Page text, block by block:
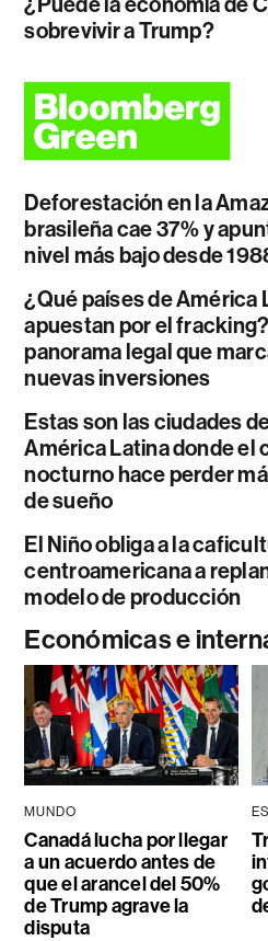
sobrevivir a Trump?
Deforestación en la
brasileña cae 37% y
nivel más bajo desde
¿Qué países de América
apuestan por el
panorama legal que
nuevas inversiones
Estas son las ciudades
América Latina donde el
nocturno hace perder
de sueño
El Niño obliga a la
centroamericana a
modelo de producción
Económicas e
MUNDO
Canadá lucha por llegar
a un acuerdo antes de
que el arancel del 50%
de Trump agrave la
disputa